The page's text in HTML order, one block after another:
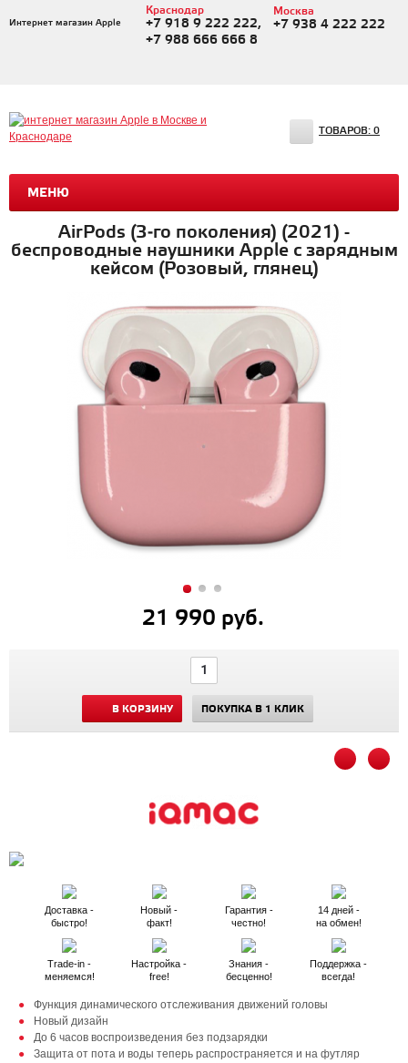
Интернет магазин Apple
Краснодар
+7 918 9 222 222,
+7 988 666 666 8
Москва
+7 938 4 222 222
МЕНЮ
ТОВАРОВ: 0
AirPods (3‑го поколения) (2021) -
беспроводные наушники Apple с зарядным
кейсом (Розовый, глянец)
21 990 руб.
В КОРЗИНУ ПОКУПКА В 1 КЛИК
Доставка -
быстро!
Новый -
факт!
Гарантия -
честно!
14 дней -
на обмен!
Trade-in -
меняемся!
Настройка -
free!
Знания -
бесценно!
Поддержка -
всегда!
Функция динамического отслеживания движений головы
Новый дизайн
До 6 часов воспроизведения без подзарядки
Защита от пота и воды теперь распространяется и на футляр